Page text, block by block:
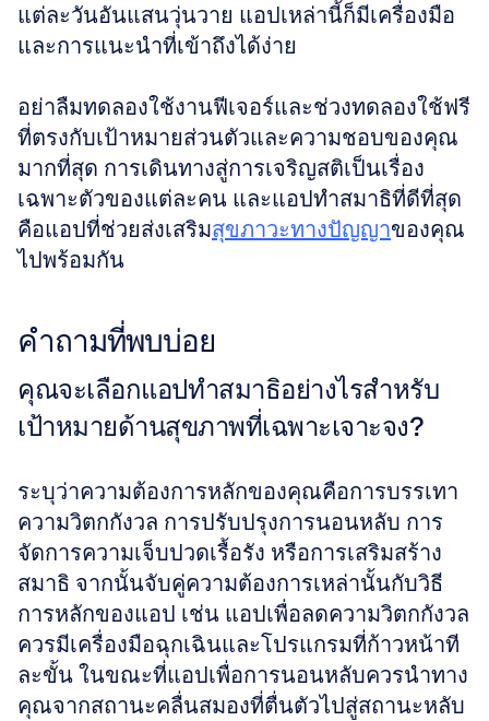
แต่ละวันอันแสนวุ่นวาย แอปเหล่านี้ก็มีเครื่องมือ
และการแนะนำที่เข้าถึงได้ง่าย
อย่าลืมทดลองใช้งานฟีเจอร์และช่วงทดลองใช้ฟรี
ที่ตรงกับเป้าหมายส่วนตัวและความชอบของคุณ
มากที่สุด การเดินทางสู่การเจริญสติเป็นเรื่อง
เฉพาะตัวของแต่ละคน และแอปทำสมาธิที่ดีที่สุด
คือแอปที่ช่วยส่งเสริมสุขภาวะทางปัญญาของคุณ
ไปพร้อมกัน
คำถามที่พบบ่อย
คุณจะเลือกแอปทำสมาธิอย่างไรสำหรับ
เป้าหมายด้านสุขภาพที่เฉพาะเจาะจง?
ระบุว่าความต้องการหลักของคุณคือการบรรเทา
ความวิตกกังวล การปรับปรุงการนอนหลับ การ
จัดการความเจ็บปวดเรื้อรัง หรือการเสริมสร้าง
สมาธิ จากนั้นจับคู่ความต้องการเหล่านั้นกับวิธี
การหลักของแอป เช่น แอปเพื่อลดความวิตกกังวล
ควรมีเครื่องมือฉุกเฉินและโปรแกรมที่ก้าวหน้าที
ละขั้น ในขณะที่แอปเพื่อการนอนหลับควรนำทาง
คุณจากสถานะคลื่นสมองที่ตื่นตัวไปสู่สถานะหลับ